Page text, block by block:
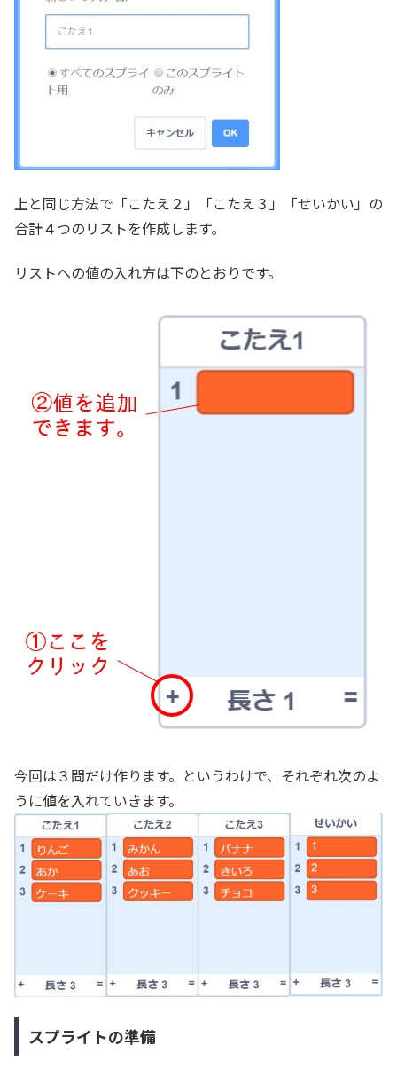
上と同じ方法で「こたえ２」「こたえ３」「せいかい」の
合計４つのリストを作成します。
リストへの値の入れ方は下のとおりです。
今回は３問だけ作ります。というわけで、それぞれ次のよ
うに値を入れていきます。
スプライトの準備